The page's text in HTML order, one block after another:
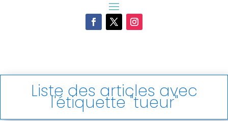
Liste des articles avec
l'étiquette "tueur"